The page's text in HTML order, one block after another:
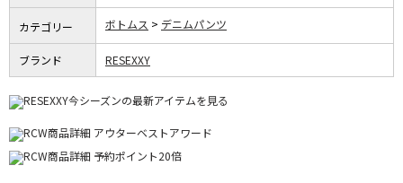
カテゴリー ボトムス デニムパンツ
ブランド RESEXXY